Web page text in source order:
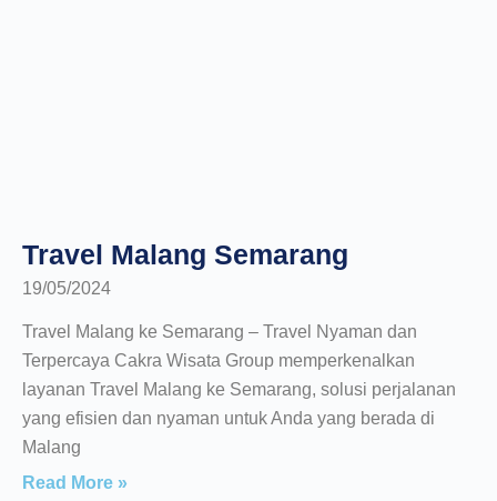
Travel Malang Semarang
19/05/2024
Travel Malang ke Semarang – Travel Nyaman dan
Terpercaya Cakra Wisata Group memperkenalkan
layanan Travel Malang ke Semarang, solusi perjalanan
yang efisien dan nyaman untuk Anda yang berada di
Malang
Read More »